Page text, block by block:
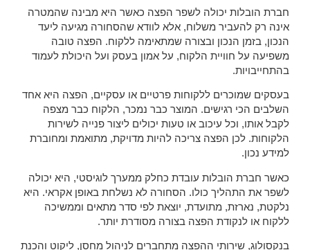
חברת הובלות יכולה לשפר הפצה כאשר היא מבינה שהמטרה
אינה רק להעביר משלוח, אלא לוודא שהסחורה מגיעה ליעד
הנכון, בזמן הנכון ובצורה שמתאימה ללקוח. הפצה טובה
משפיעה על חוויית הלקוח, על אמון בעסק ועל היכולת לעמוד
בהתחייבויות.
בעסקים שמוכרים ללקוחות פרטיים או עסקיים, הפצה היא אחד
השלבים הכי רגישים. המוצר כבר נמכר, הלקוח כבר מצפה
לקבל אותו, וכל עיכוב או טעות יכולים ליצור פנייה לשירות
הלקוחות. לכן הפצה צריכה להיות מדויקת, מתואמת ומחוברת
למידע נכון.
כאשר חברת הובלות עובדת כחלק ממערך לוגיסטי, היא יכולה
לשפר את התהליך כולו. הסחורה לא נשלחת באופן אקראי. היא
נלקטת, נארזת, מתועדת, יוצאת לפי סדר מתאים וממשיכה
ללקוח או לנקודת הפצה בצורה מסודרת יותר.
בנקסולוג, שירותי ההפצה מתחברים לניהול מחסן, ליקוט והכנת